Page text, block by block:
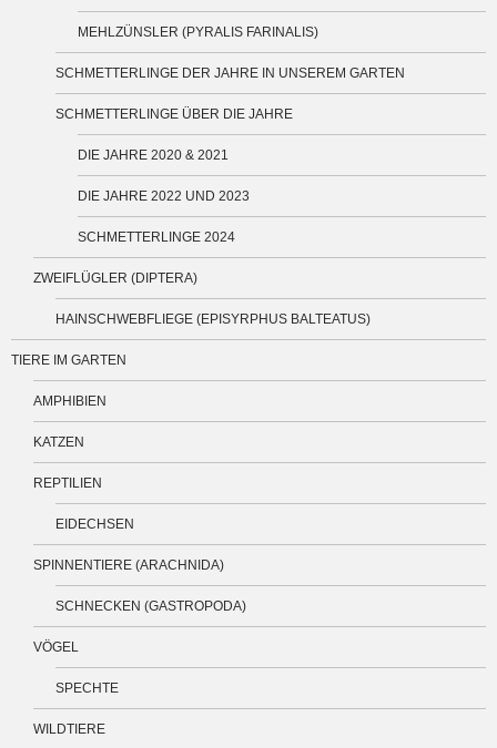
MEHLZÜNSLER (PYRALIS FARINALIS)
SCHMETTERLINGE DER JAHRE IN UNSEREM GARTEN
SCHMETTERLINGE ÜBER DIE JAHRE
DIE JAHRE 2020 & 2021
DIE JAHRE 2022 UND 2023
SCHMETTERLINGE 2024
ZWEIFLÜGLER (DIPTERA)
HAINSCHWEBFLIEGE (EPISYRPHUS BALTEATUS)
TIERE IM GARTEN
AMPHIBIEN
KATZEN
REPTILIEN
EIDECHSEN
SPINNENTIERE (ARACHNIDA)
SCHNECKEN (GASTROPODA)
VÖGEL
SPECHTE
WILDTIERE